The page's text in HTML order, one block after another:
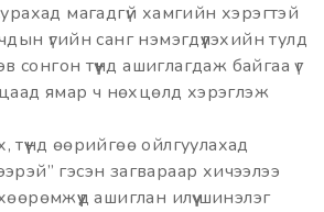
магадгүй хамгийн хэрэгтэй
үгийн санг нэмэгдүүлэхийн тулд
түүнд ашиглагдаж байгаа үг
ямар ч нөхцөлд хэрэглэж
өөрийгөө ойлгуулахад
гэсэн загвараар хичээлээ
ашиглан илүү шинэлэг